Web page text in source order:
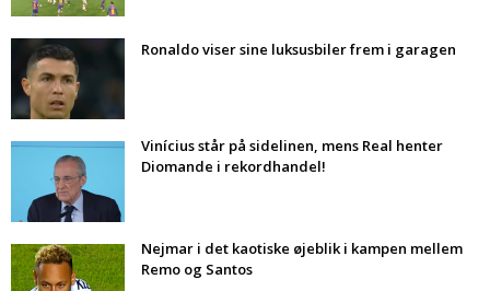
Ronaldo viser sine luksusbiler frem i garagen
Vinícius står på sidelinen, mens Real henter
Diomande i rekordhandel!
Nejmar i det kaotiske øjeblik i kampen mellem
Remo og Santos